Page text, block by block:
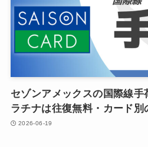
セゾンアメックスの国際線
ラチナは往復無料・カード別
2026-06-19